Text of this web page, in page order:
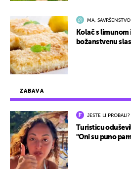
ZABAVA
JESTE LI PROBALI?
Turisticu
"Oni su puno
MA, SAVRŠENSTVO!
Kolač s limunom
božanstvenu